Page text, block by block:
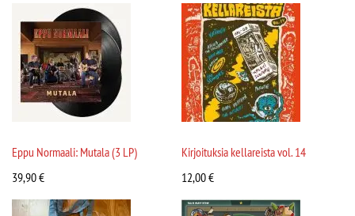
Eppu Normaali: Mutala (3 LP)
39,90€
Kirjoituksia kellareista vol. 14
12,00€